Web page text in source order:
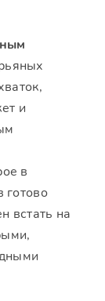
и
в
готово
встать на